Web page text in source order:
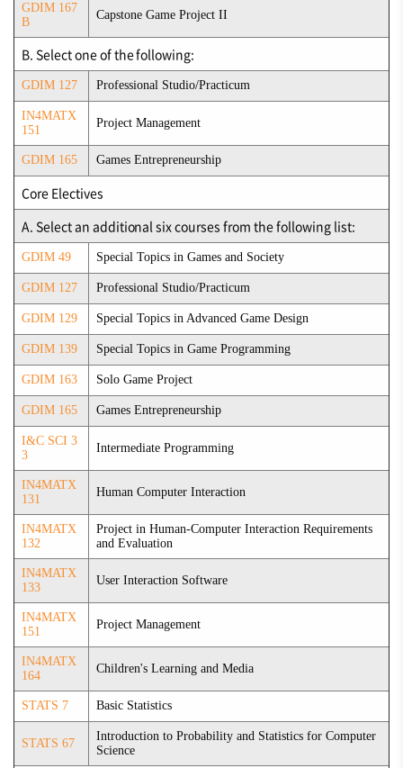
GDIM 167
B
Capstone Game Project II
B. Select one of the following:
GDIM 127 Professional Studio/Practicum
IN4MATX
151
Project Management
GDIM 165 Games Entrepreneurship
Core Electives
A. Select an additional six courses from the following list:
GDIM 49 Special Topics in Games and Society
GDIM 127 Professional Studio/Practicum
GDIM 129 Special Topics in Advanced Game Design
GDIM 139 Special Topics in Game Programming
GDIM 163 Solo Game Project
GDIM 165 Games Entrepreneurship
I&C SCI 3
3
Intermediate Programming
IN4MATX
131
Human Computer Interaction
IN4MATX
132
Project in Human-Computer Interaction Requirements
and Evaluation
IN4MATX
133
User Interaction Software
IN4MATX
151
Project Management
IN4MATX
164
Children's Learning and Media
STATS 7 Basic Statistics
STATS 67
Introduction to Probability and Statistics for Computer
Science